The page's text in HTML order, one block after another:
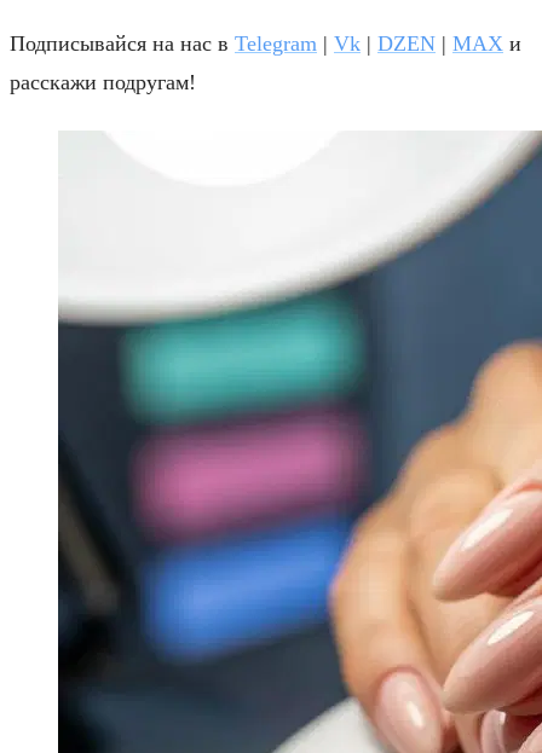
Подписывайся на нас в Telegram | Vk | DZEN | MAX и
расскажи подругам!